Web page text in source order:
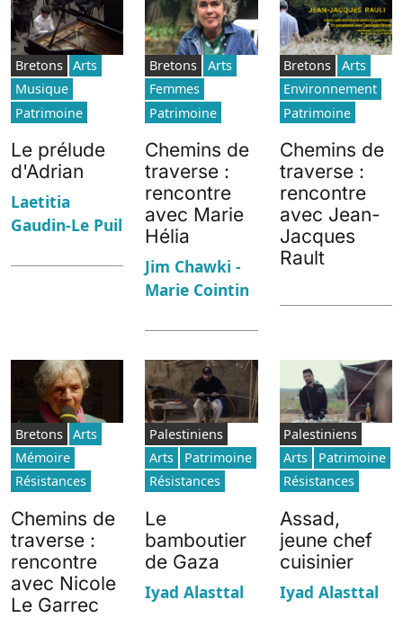
Bretons
Arts
Musique
Patrimoine
Le prélude
d'Adrian
Laetitia
Gaudin-Le Puil
Bretons
Arts
Femmes
Patrimoine
Chemins de
traverse :
rencontre
avec Marie
Hélia
Jim Chawki -
Marie Cointin
Bretons
Arts
Environnement
Patrimoine
Chemins de
traverse :
rencontre
avec Jean-
Jacques
Rault
Bretons
Arts
Mémoire
Résistances
Chemins de
traverse :
rencontre
avec Nicole
Le Garrec
Palestiniens
Arts
Patrimoine
Résistances
Le
bamboutier
de Gaza
Iyad Alasttal
Palestiniens
Arts
Patrimoine
Résistances
Assad,
jeune chef
cuisinier
Iyad Alasttal